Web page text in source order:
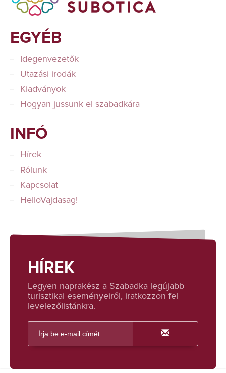
EGYÉB
Idegenvezetők
Utazási irodák
Kiadványok
Hogyan jussunk el szabadkára
INFÓ
Hírek
Rólunk
Kapcsolat
HelloVajdasag!
HÍREK
Legyen naprakész a Szabadka legújabb
turisztikai eseményeiről, iratkozzon fel
levelezőlistánkra.